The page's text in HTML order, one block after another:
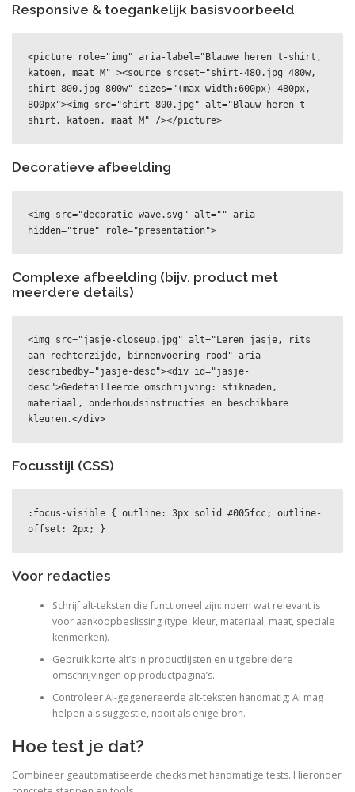
Responsive & toegankelijk basisvoorbeeld
<picture role="img" aria-label="Blauwe heren t-shirt,
katoen, maat M" ><source srcset="shirt-480.jpg 480w,
shirt-800.jpg 800w" sizes="(max-width:600px) 480px,
800px"><img src="shirt-800.jpg" alt="Blauw heren t-
shirt, katoen, maat M" /></picture>
Decoratieve afbeelding
<img src="decoratie-wave.svg" alt="" aria-
hidden="true" role="presentation">
Complexe afbeelding (bijv. product met
meerdere details)
<img src="jasje-closeup.jpg" alt="Leren jasje, rits
aan rechterzijde, binnenvoering rood" aria-
describedby="jasje-desc"><div id="jasje-
desc">Gedetailleerde omschrijving: stiknaden,
materiaal, onderhoudsinstructies en beschikbare
kleuren.</div>
Focusstijl (CSS)
:focus-visible { outline: 3px solid #005fcc; outline-
offset: 2px; }
Voor redacties
Schrijf alt-teksten die functioneel zijn: noem wat relevant is
voor aankoopbeslissing (type, kleur, materiaal, maat, speciale
kenmerken).
Gebruik korte alt’s in productlijsten en uitgebreidere
omschrijvingen op productpagina’s.
Controleer AI-gegenereerde alt-teksten handmatig; AI mag
helpen als suggestie, nooit als enige bron.
Hoe test je dat?
Combineer geautomatiseerde checks met handmatige tests. Hieronder